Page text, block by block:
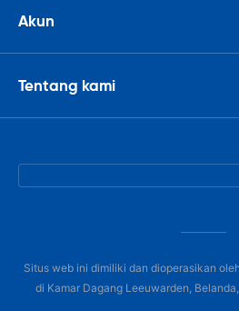
Akun
Tentang kami
Situs web ini dimiliki dan dioperasikan
di Kamar Dagang Leeuwarden,